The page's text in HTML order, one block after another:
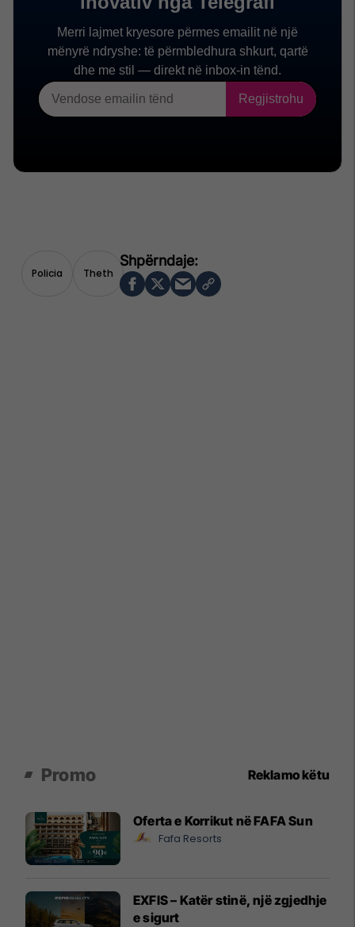
Policia Theth
Promo Reklamo këtu
Oferta e Korrikut në FAFA Sun
Fafa Resorts
EXFIS – Katër stinë, një zgjedhje
e sigurt